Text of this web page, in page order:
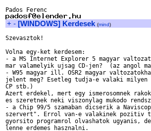
+ - [WINDOWS] Kerdesek (mind)
Szevasztok!
Volna egy-ket kerdesem:
- a MS Internet Explorer 5 magyar
mar valamelyik ujsag CD-jen?  (az angol
- W95 magyar ill. OSR2 magyar
jelent meg? Esetleg tudja-e valaki milyen
CP stb.)
Azert erdekel, mert egy ismerosomnek
es szeretnek neki viszonylag mukodo
- a Chip 99/5 szamaban dicserik a
szervert". Errol van-e valakinek pozitiv
gyorsito programrol olvashatok ugyanis,
lenne erdemes hasznalni.